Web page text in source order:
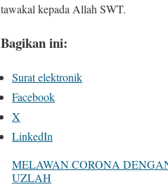
tawakal kepada Allah SWT.
Bagikan ini:
Surat elektronik
Facebook
X
LinkedIn
MELAWAN CORONA
UZLAH